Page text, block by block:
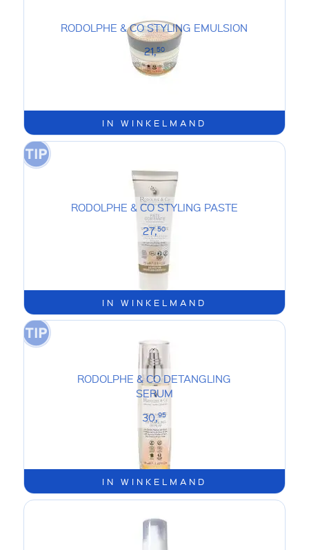
IN WINKELMAND
RODOLPHE & CO STYLING EMULSION
21,50
IN WINKELMAND
RODOLPHE & CO STYLING PASTE
27,50
IN WINKELMAND
RODOLPHE & CO DETANGLING
SERUM
30,95